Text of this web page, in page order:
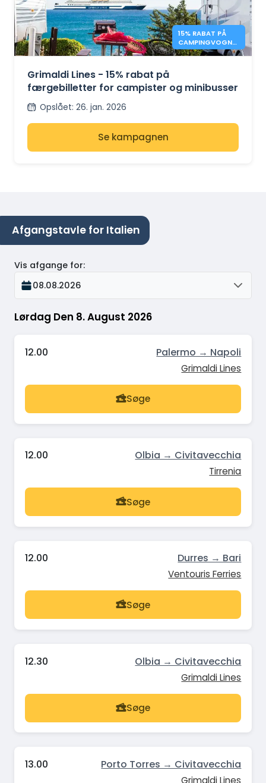
15% RABAT PÅ
CAMPINGVOGNS
FÆRGEBILLETTER
Grimaldi Lines - 15% rabat på
færgebilletter for campister og minibusser
Opslået: 26. jan. 2026
Se kampagnen
Afgangstavle for Italien
Lørdag Den 8. August 2026
Vis afgange for:
08.08.2026
12.00 Palermo → Napoli
Grimaldi Lines
Søge
12.00 Olbia → Civitavecchia
Tirrenia
Søge
12.00 Durres → Bari
Ventouris Ferries
Søge
12.30 Olbia → Civitavecchia
Grimaldi Lines
Søge
13.00 Porto Torres → Civitavecchia
Grimaldi Lines